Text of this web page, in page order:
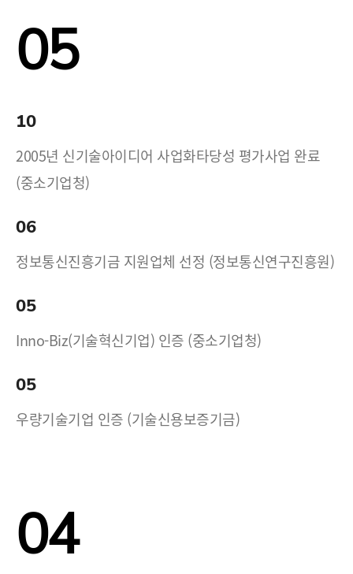
05
10
2005년 신기술아이디어 사업화타당성 평가사업 완료
(중소기업청)
06
정보통신진흥기금 지원업체 선정 (정보통신연구진흥원)
05
Inno-Biz(기술혁신기업) 인증 (중소기업청)
05
우량기술기업 인증 (기술신용보증기금)
04